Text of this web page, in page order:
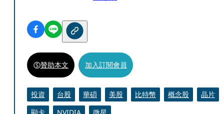
贊助本文 加入訂閱會員
投資 台股 華碩 美股 比特幣 概念股
晶片